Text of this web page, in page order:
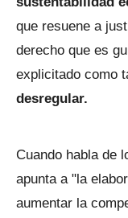
que resuene a
derecho que es
explicitado como
desregular.
Cuando habla de
apunta a "la
aumentar la